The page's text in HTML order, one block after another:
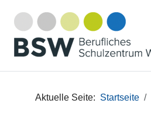
Aktuelle Seite: Startseite